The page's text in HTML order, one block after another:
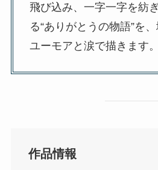
飛び込み、一字一字を紡
る“ありがとうの物語”を
ユーモアと涙で描きます。
作品情報